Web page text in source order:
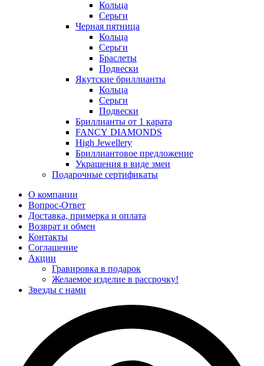
Кольца
Серьги
Черная пятница
Кольца
Серьги
Браслеты
Подвески
Якутские бриллианты
Кольца
Серьги
Подвески
Бриллианты от 1 карата
FANCY DIAMONDS
High Jewellery
Бриллиантовое предложение
Украшения в виде змеи
Подарочные сертификаты
О компании
Вопрос-Ответ
Доставка, примерка и оплата
Возврат и обмен
Контакты
Соглашение
Акции
Гравировка в подарок
Желаемое изделие в рассрочку!
Звезды с нами